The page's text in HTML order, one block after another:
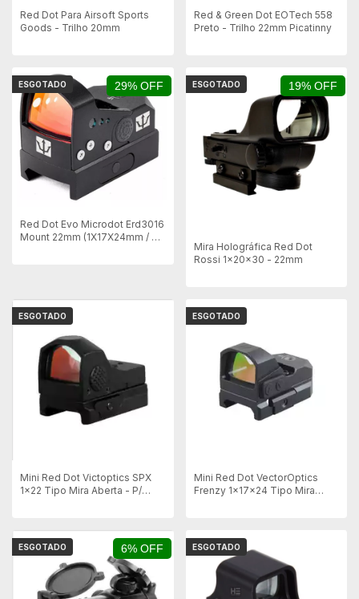
Red Dot Para Airsoft Sports
Goods - Trilho 20mm
Red & Green Dot EOTech 558
Preto - Trilho 22mm Picatinny
29% OFF
ESGOTADO
Red Dot Evo Microdot Erd3016
Mount 22mm (1X17X24mm / 6
19% OFF
ESGOTADO
Mira Holográfica Red Dot
Rossi 1x20x30 - 22mm
ESGOTADO
Mini Red Dot Victoptics SPX
1x22 Tipo Mira Aberta - P/
ESGOTADO
Mini Red Dot VectorOptics
Frenzy 1x17x24 Tipo Mira
6% OFF
ESGOTADO ESGOTADO